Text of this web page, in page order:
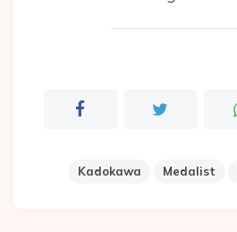
Kadokawa Medalist